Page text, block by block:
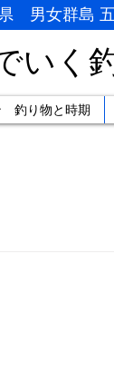
男女群島 五
いく
釣り物と時期